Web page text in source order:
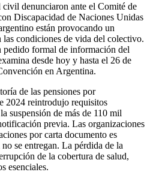
civil denunciaron ante el Comité de
Discapacidad de Naciones Unidas
están provocando un
condiciones de vida del colectivo.
pedido formal de información del
desde hoy y hasta el 26 de
en Argentina.
de las pensiones por
2024 reintrodujo requisitos
suspensión de más de 110 mil
previa. Las organizaciones
por carta documento es
se entregan. La pérdida de la
de la cobertura de salud,
esenciales.